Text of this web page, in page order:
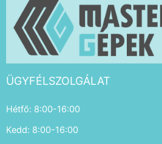
ÜGYFÉLSZOLGÁLAT
Hétfő: 8:00-16:00
Kedd: 8:00-16:00